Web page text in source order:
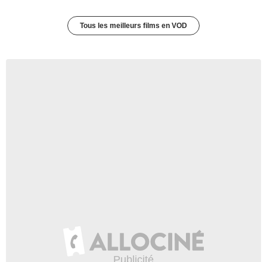
Tous les meilleurs films en VOD